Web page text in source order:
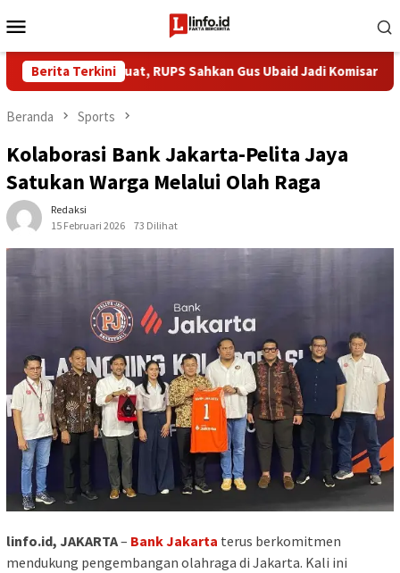
ke
Mobile
Berita Terkini
Diperkuat, RUPS Sahkan Gus Ubaid Jadi Komisaris Pelindo
Beranda Sports
Kolaborasi Bank Jakarta-Pelita Jaya
Satukan Warga Melalui Olah Raga
Redaksi
15 Februari 2026
73 Dilihat
linfo.id, JAKARTA– Bank Jakarta terus berkomitmen
mendukung pengembangan olahraga di Jakarta. Kali ini